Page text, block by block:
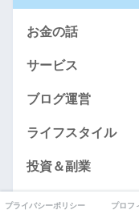
お金の話
サービス
ブログ運営
ライフスタイル
投資＆副業
生活雑貨
プライバシーポリシー プロフ